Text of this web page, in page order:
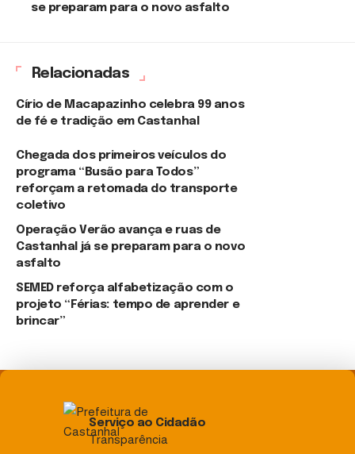
se preparam para o novo asfalto
Relacionadas
Círio de Macapazinho celebra 99 anos
de fé e tradição em Castanhal
Chegada dos primeiros veículos do
programa “Busão para Todos”
reforçam a retomada do transporte
coletivo
Operação Verão avança e ruas de
Castanhal já se preparam para o novo
asfalto
SEMED reforça alfabetização com o
projeto “Férias: tempo de aprender e
brincar”
Serviço ao Cidadão
Transparência